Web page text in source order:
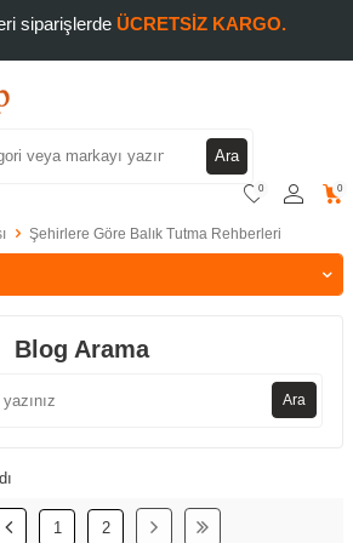
siparişlerde ÜCRETSİZ KARGO.
Ara
0 0
Şehirlere Göre Balık Tutma Rehberleri
Blog Arama
Ara
1 2